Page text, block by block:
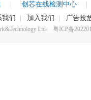
创芯在线检测中心
我们 加入我们 广告投
Ltd 粤ICP备